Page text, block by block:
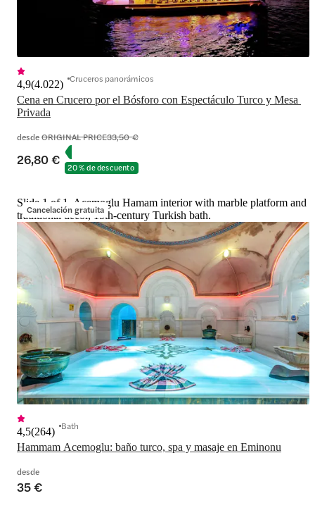
Cena en Crucero por el Bósforo con Espectáculo Turco y Mesa
Privada
4,9(4.022) Cruceros panorámicos
desdeORIGINAL PRICE33,50 €
26,80 € 20 % de descuento
Cancelación gratuita
Slide 1 of 1, Acemoglu Hamam interior with marble platform and
traditional decor, 15th-century Turkish bath.
Hammam Acemoglu: baño turco, spa y masaje en Eminonu
4,5(264) Bath
desde
35 €